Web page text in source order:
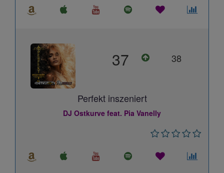
37 38
Perfekt inszeniert
DJ Ostkurve feat. Pia Vanelly